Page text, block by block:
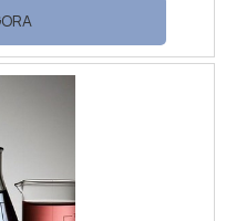
facilita essa
utilizado
indústrias e na
de equipamentos,
dessas áreas
com elementos
Como o